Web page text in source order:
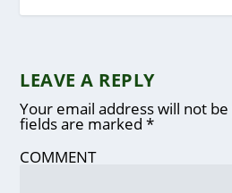
LEAVE A REPLY
Your email address will not
fields are marked*
COMMENT